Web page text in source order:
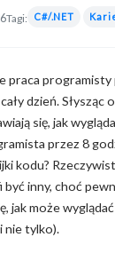
Tagi: C#/.NET
praca programisty
dzień. Słysząc
się, jak
przez 8
kodu?
inny, choć
jak może
nie tylko).